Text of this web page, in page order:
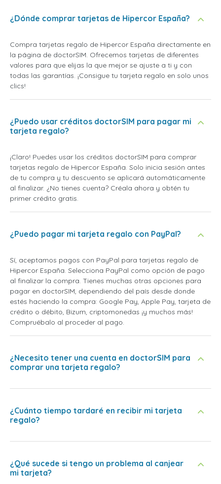
¿Dónde comprar tarjetas de Hipercor España?
Compra tarjetas regalo de Hipercor España directamente en
la página de doctorSIM. Ofrecemos tarjetas de diferentes
valores para que elijas la que mejor se ajuste a ti y con
todas las garantías. ¡Consigue tu tarjeta regalo en solo unos
clics!
¿Puedo usar créditos doctorSIM para pagar mi
tarjeta regalo?
¡Claro! Puedes usar los créditos doctorSIM para comprar
tarjetas regalo de Hipercor España. Solo inicia sesión antes
de tu compra y tu descuento se aplicará automáticamente
al finalizar. ¿No tienes cuenta? Créala ahora y obtén tu
primer crédito gratis.
¿Puedo pagar mi tarjeta regalo con PayPal?
Sí, aceptamos pagos con PayPal para tarjetas regalo de
Hipercor España. Selecciona PayPal como opción de pago
al finalizar la compra. Tienes muchas otras opciones para
pagar en doctorSIM, dependiendo del país desde donde
estés haciendo la compra: Google Pay, Apple Pay, tarjeta de
crédito o débito, Bizum, criptomonedas ¡y muchos más!
Compruébalo al proceder al pago.
¿Necesito tener una cuenta en doctorSIM para
comprar una tarjeta regalo?
¿Cuánto tiempo tardaré en recibir mi tarjeta
regalo?
¿Qué sucede si tengo un problema al canjear
mi tarjeta?